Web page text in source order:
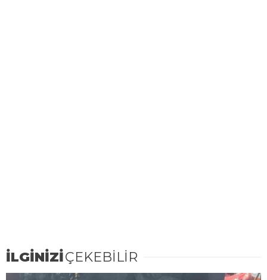
İLGİNİZİÇEKEBİLİR